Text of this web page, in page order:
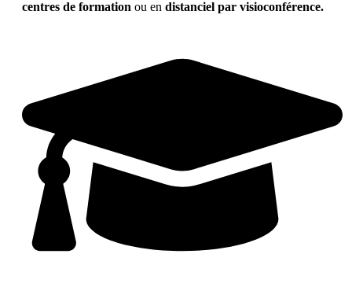
centres de formation ou en distanciel par visioconférence.